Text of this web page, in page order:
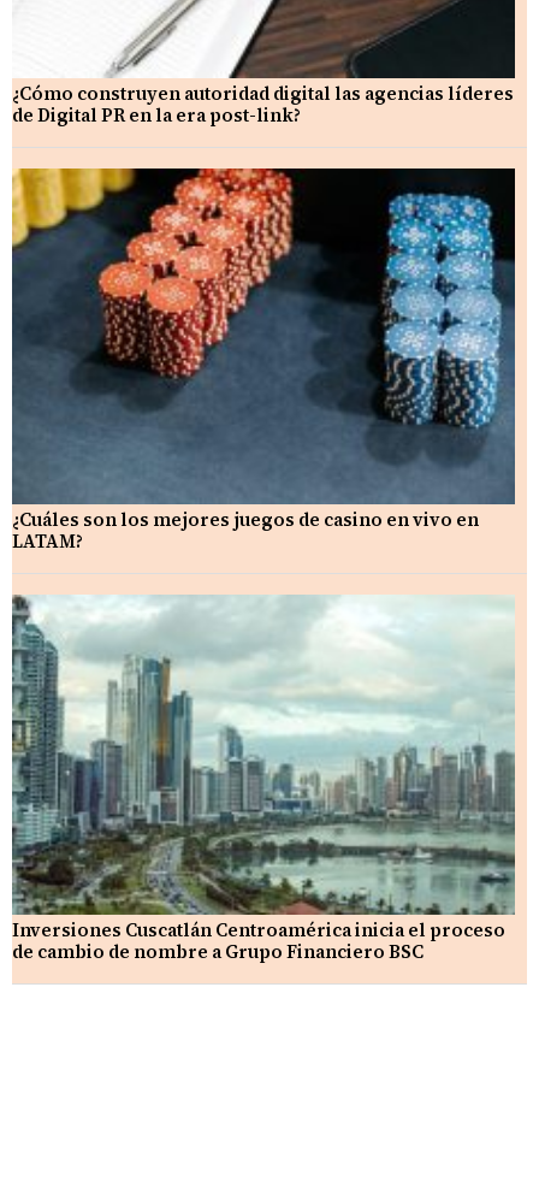
¿Cómo construyen autoridad digital las agencias líderes
de Digital PR en la era post-link?
¿Cuáles son los mejores juegos de casino en vivo en
LATAM?
Inversiones Cuscatlán Centroamérica inicia el proceso
de cambio de nombre a Grupo Financiero BSC